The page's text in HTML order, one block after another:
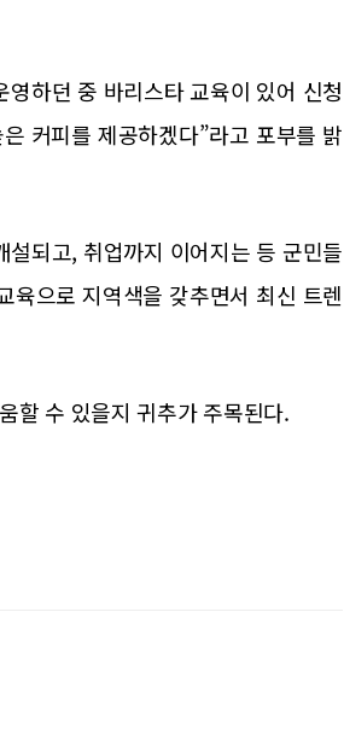
하던 중 바리스타 교육이 있어 신청
커피를 제공하겠다”라고 포부를 밝
되고, 취업까지 이어지는 등 군민들
육으로 지역색을 갖추면서 최신 트렌
할 수 있을지 귀추가 주목된다.